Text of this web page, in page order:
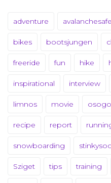
adventure
bikes bootsjungen
freeride fun hike
inspirational interview
limnos movie
recipe report
snowboarding
Sziget tips training